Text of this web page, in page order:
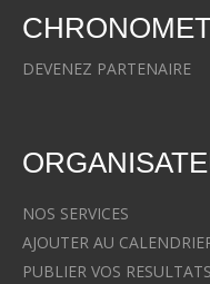
DEVENEZ PARTENAIRE
NOS SERVICES
AJOUTER AU
PUBLIER VOS RESULTATS